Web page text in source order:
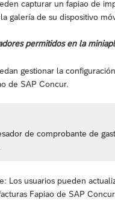
capturar un fapiao de
galería de su dispositivo
permitidos en la
gestionar la
de SAP Concur.
de comprobante de
Los usuarios pueden
Fapiao de SAP